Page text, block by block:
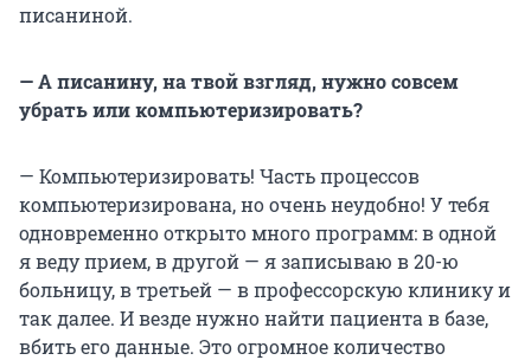
писаниной.
— А писанину, на твой взгляд, нужно совсем
убрать или компьютеризировать?
— Компьютеризировать! Часть процессов
компьютеризирована, но очень неудобно! У тебя
одновременно открыто много программ: в одной
я веду прием, в другой — я записываю в 20-ю
больницу, в третьей — в профессорскую клинику и
так далее. И везде нужно найти пациента в базе,
вбить его данные. Это огромное количество